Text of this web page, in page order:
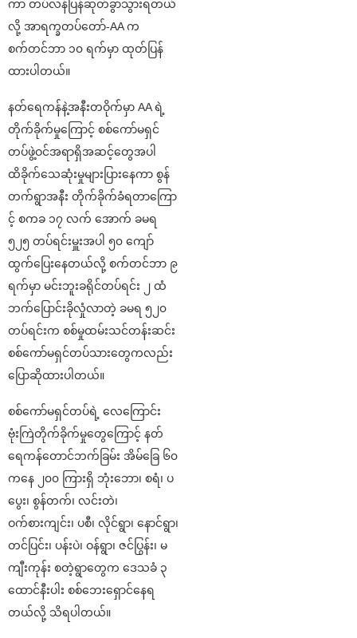
ကာ တပ်လန်ပြန်ဆုတ်ခွာသွားရတယ်
လို့ အာရက္ခတပ်တော်-AA က
စက်တင်ဘာ ၁၀ ရက်မှာ ထုတ်ပြန်
ထားပါတယ်။
နတ်ရေကန်နဲ့အနီးတဝိုက်မှာ AA ရဲ့
တိုက်ခိုက်မှုကြောင့် စစ်ကော်မရှင်
တပ်ဖွဲ့ဝင်အရာရှိအဆင့်တွေအပါ
ထိခိုက်သေဆုံးမှုများပြားနေကာ စွန်
တက်ရွာအနီး တိုက်ခိုက်ခံရတာကြော
င့် စကခ ၁၇ လက် အောက် ခမရ
၅၂၅ တပ်ရင်းမှူးအပါ ၅၀ ကျော်
ထွက်ပြေးနေတယ်လို့ စက်တင်ဘာ ၉
ရက်မှာ မင်းဘူးခရိုင်တပ်ရင်း ၂ ထံ
ဘက်ပြောင်းခိုလှုံလာတဲ့ ခမရ ၅၂၀
တပ်ရင်းက စစ်မှုထမ်းသင်တန်းဆင်း
စစ်ကော်မရှင်တပ်သားတွေကလည်း
ပြောဆိုထားပါတယ်။
စစ်ကော်မရှင်တပ်ရဲ့ လေကြောင်း
ဗုံးကြဲတိုက်ခိုက်မှုတွေကြောင့် နတ်
ရေကန်တောင်ဘက်ခြမ်း အိမ်ခြေ ၆၀
ကနေ ၂၀၀ ကြားရှိ ဘုံးဘော၊ စရံ၊ ပ
ပွေး၊ စွန်တက်၊ လင်းတဲ၊
ဝက်စားကျင်း၊ ပစီ၊ လိုင်ရွာ၊ နောင်ရွာ၊
တင်ပြင်း၊ ပန်းပဲ၊ ဝန်ရွာ၊ ဇင်ပြွန်း၊ မ
ကျီးကုန်း စတဲ့ရွာတွေက ဒေသခံ ၃
ထောင်နီးပါး စစ်ဘေးရှောင်နေရ
တယ်လို့ သိရပါတယ်။